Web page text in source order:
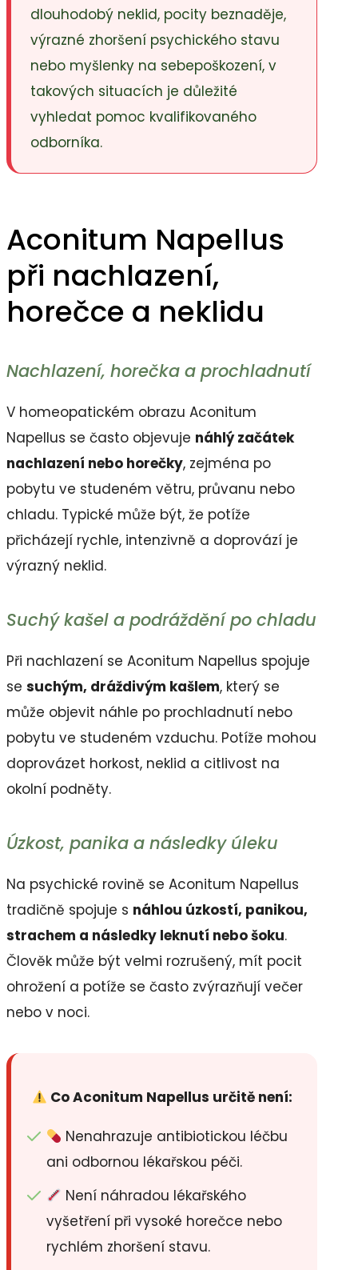
dlouhodobý neklid, pocity beznaděje,
výrazné zhoršení psychického stavu
nebo myšlenky na sebepoškození, v
takových situacích je důležité
vyhledat pomoc kvalifikovaného
odborníka.
Aconitum Napellus
při nachlazení,
horečce a neklidu
Nachlazení, horečka a prochladnutí
V homeopatickém obrazu Aconitum
Napellus se často objevuje náhlý začátek
nachlazení nebo horečky, zejména po
pobytu ve studeném větru, průvanu nebo
chladu. Typické může být, že potíže
přicházejí rychle, intenzivně a doprovází je
výrazný neklid.
Suchý kašel a podráždění po chladu
Při nachlazení se Aconitum Napellus spojuje
se suchým, dráždivým kašlem, který se
může objevit náhle po prochladnutí nebo
pobytu ve studeném vzduchu. Potíže mohou
doprovázet horkost, neklid a citlivost na
okolní podněty.
Úzkost, panika a následky úleku
Na psychické rovině se Aconitum Napellus
tradičně spojuje s náhlou úzkostí, panikou,
strachem a následky leknutí nebo šoku.
Člověk může být velmi rozrušený, mít pocit
ohrožení a potíže se často zvýrazňují večer
nebo v noci.
Co Aconitum Napellus určitě není:
Nenahrazuje antibiotickou léčbu
ani odbornou lékařskou péči.
Není náhradou lékařského
vyšetření při vysoké horečce nebo
rychlém zhoršení stavu.